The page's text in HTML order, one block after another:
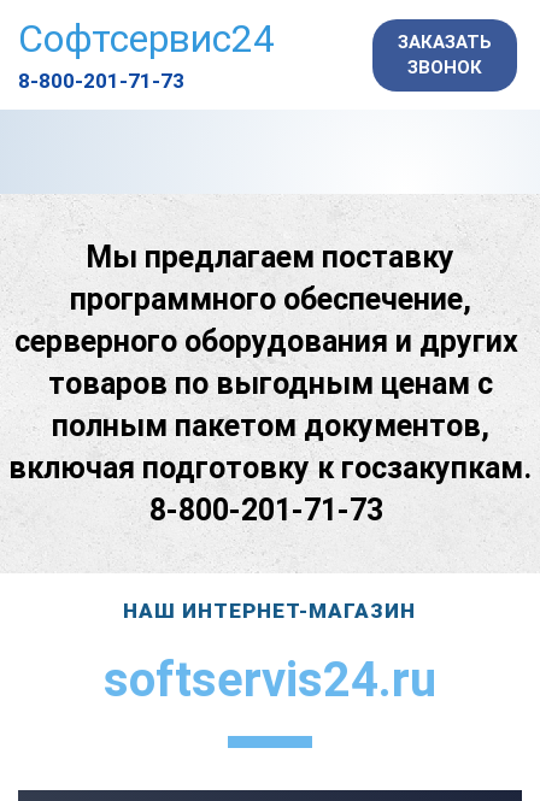
Софтсервис24
8-800-201-71-73
ЗАКАЗАТЬ
ЗВОНОК
Мы предлагаем поставку
программного обеспечение,
серверного оборудования и других
товаров по выгодным ценам с
полным пакетом документов,
включая подготовку к госзакупкам.
8-800-201-71-73
НАШ ИНТЕРНЕТ-МАГАЗИН
softservis24.ru